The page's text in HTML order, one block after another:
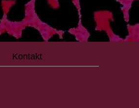
Kontakt